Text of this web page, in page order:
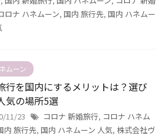
ロナ ハネムーン, 国内 旅行先, 国内 ハネムー
ムーン
行を国内にするメリットは？選び
気の場所5選
11/23 コロナ 新婚旅行, コロナ ハネム
内 旅行先, 国内 ハネムーン 人気, 株式会社ヴ